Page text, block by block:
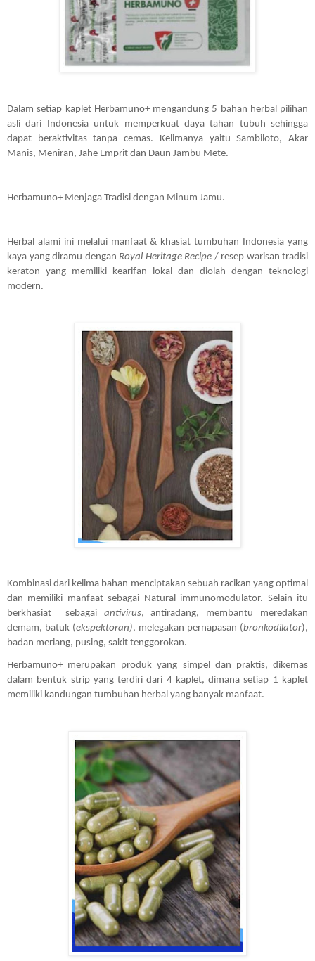
Dalam setiap kaplet Herbamuno+ mengandung 5 bahan herbal pilihan
asli dari Indonesia untuk memperkuat daya tahan tubuh sehingga
dapat beraktivitas tanpa cemas. Kelimanya yaitu Sambiloto, Akar
Manis, Meniran, Jahe Emprit dan Daun Jambu Mete.
Herbamuno+ Menjaga Tradisi dengan Minum Jamu.
Herbal alami ini melalui manfaat & khasiat tumbuhan Indonesia yang
kaya yang diramu dengan Royal Heritage Recipe / resep warisan tradisi
keraton yang memiliki kearifan lokal dan diolah dengan teknologi
modern.
Kombinasi dari kelima bahan menciptakan sebuah racikan yang optimal
dan memiliki manfaat sebagai Natural immunomodulator. Selain itu
berkhasiat  sebagai antivirus, antiradang, membantu meredakan
demam, batuk (ekspektoran), melegakan pernapasan (bronkodilator),
badan meriang, pusing, sakit tenggorokan.
Herbamuno+ merupakan produk yang simpel dan praktis, dikemas
dalam bentuk strip yang terdiri dari 4 kaplet, dimana setiap 1 kaplet
memiliki kandungan tumbuhan herbal yang banyak manfaat.